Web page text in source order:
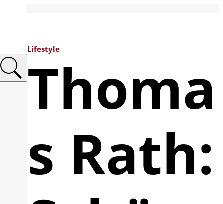
Lifestyle
Thoma
s Rath: